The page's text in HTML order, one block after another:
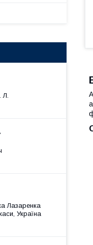
Лазаренка
Україна